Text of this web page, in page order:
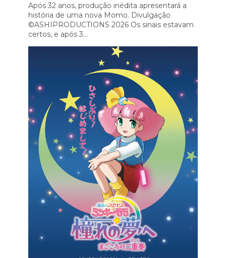
Após 32 anos, produção inédita apresentará a
história de uma nova Momo. Divulgação
©ASHIPRODUCTIONS 2026 Os sinais estavam
certos, e após 3...